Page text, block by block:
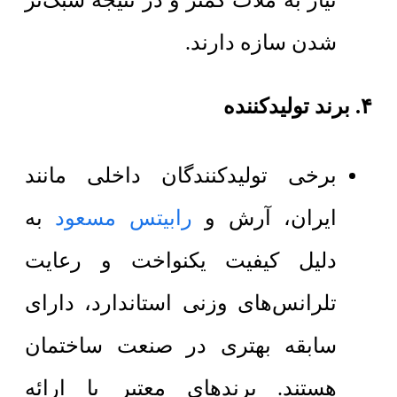
شدن سازه دارند.
۴. برند تولیدکننده
برخی تولیدکنندگان داخلی مانند
ایران، آرش و رابیتس مسعود به
دلیل کیفیت یکنواخت و رعایت
تلرانس‌های وزنی استاندارد، دارای
سابقه بهتری در صنعت ساختمان
هستند. برندهای معتبر با ارائه